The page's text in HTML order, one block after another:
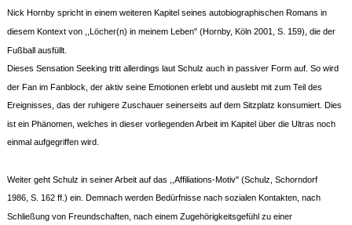
Nick Hornby spricht in einem weiteren Kapitel seines autobiographischen Romans in
diesem Kontext von ,,Löcher(n) in meinem Leben" (Hornby, Köln 2001, S. 159), die der
Fußball ausfüllt.
Dieses Sensation Seeking tritt allerdings laut Schulz auch in passiver Form auf. So wird
der Fan im Fanblock, der aktiv seine Emotionen erlebt und auslebt mit zum Teil des
Ereignisses, das der ruhigere Zuschauer seinerseits auf dem Sitzplatz konsumiert. Dies
ist ein Phänomen, welches in dieser vorliegenden Arbeit im Kapitel über die Ultras noch
einmal aufgegriffen wird.
Weiter geht Schulz in seiner Arbeit auf das ,,Affiliations-Motiv" (Schulz, Schorndorf
1986, S. 162 ff.) ein. Demnach werden Bedürfnisse nach sozialen Kontakten, nach
Schließung von Freundschaften, nach einem Zugehörigkeitsgefühl zu einer